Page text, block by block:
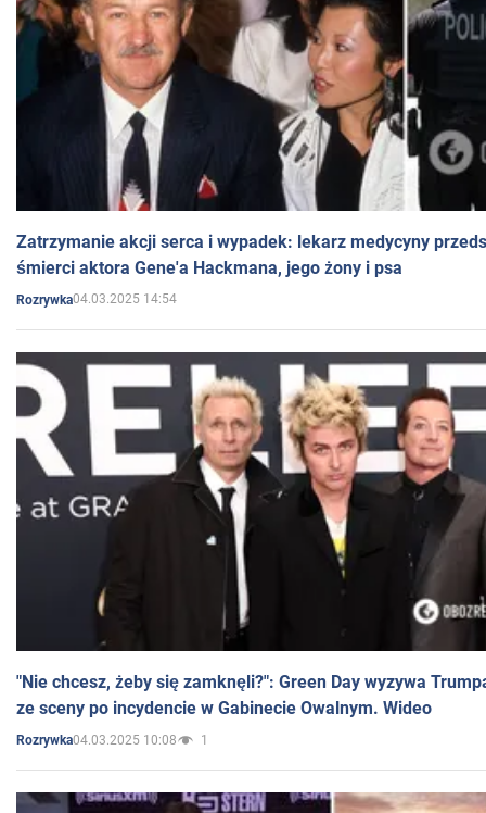
Zatrzymanie akcji serca i wypadek: lekarz medycyny
śmierci aktora Gene'a Hackmana, jego żony i psa
Rozrywka04.03.2025 14:54
"Nie chcesz, żeby się zamknęli?": Green Day wyzywa
ze sceny po incydencie w Gabinecie Owalnym. Wideo
Rozrywka04.03.2025 10:08 1